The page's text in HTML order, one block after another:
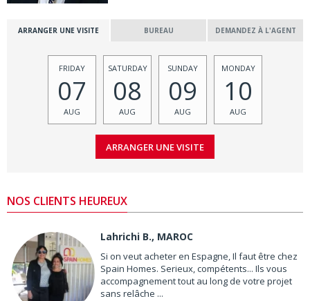
ARRANGER UNE VISITE BUREAU DEMANDEZ À L'AGENT
FRIDAY
07
AUG
SATURDAY
08
AUG
SUNDAY
09
AUG
MONDAY
10
AUG
NOS CLIENTS HEUREUX
Lahrichi B., MAROC
Si on veut acheter en Espagne, Il faut être chez
Spain Homes. Serieux, compétents... Ils vous
accompagnement tout au long de votre projet
sans relâche ...